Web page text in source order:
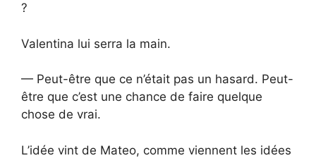
?
Valentina lui serra la main.
— Peut-être que ce n’était pas un hasard. Peut-
être que c’est une chance de faire quelque
chose de vrai.
L’idée vint de Mateo, comme viennent les idées